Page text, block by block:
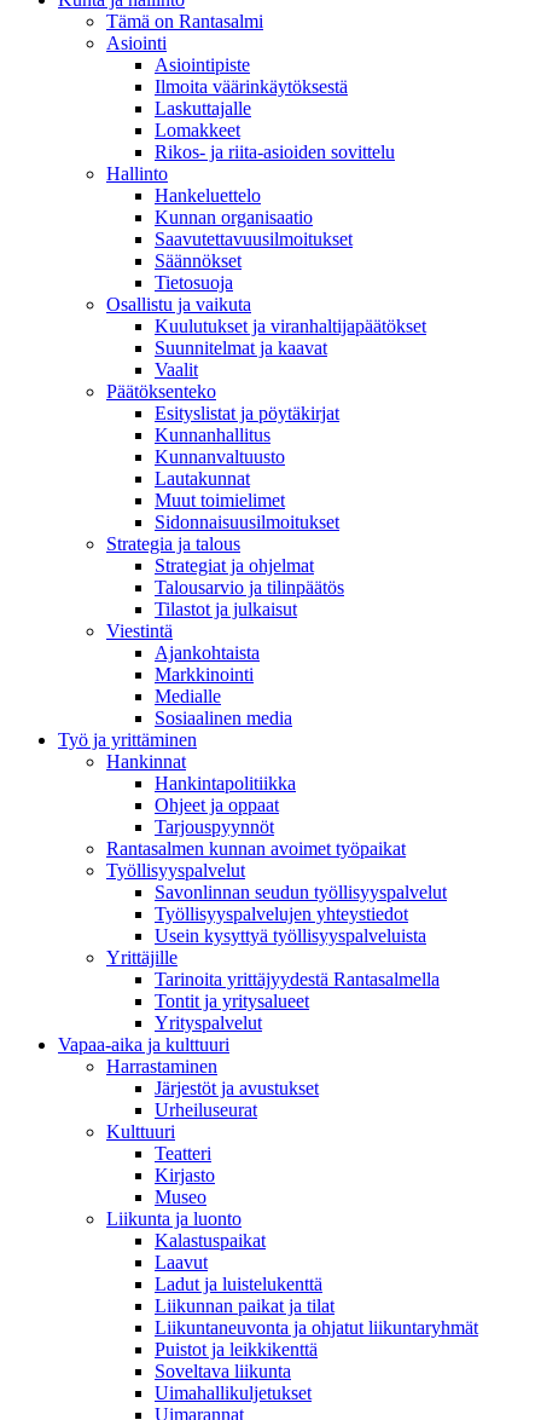
Tämä on Rantasalmi
Asiointi
Asiointipiste
Ilmoita väärinkäytöksestä
Laskuttajalle
Lomakkeet
Rikos- ja riita-asioiden sovittelu
Hallinto
Hankeluettelo
Kunnan organisaatio
Saavutettavuusilmoitukset
Säännökset
Tietosuoja
Osallistu ja vaikuta
Kuulutukset ja viranhaltijapäätökset
Suunnitelmat ja kaavat
Vaalit
Päätöksenteko
Esityslistat ja pöytäkirjat
Kunnanhallitus
Kunnanvaltuusto
Lautakunnat
Muut toimielimet
Sidonnaisuusilmoitukset
Strategia ja talous
Strategiat ja ohjelmat
Talousarvio ja tilinpäätös
Tilastot ja julkaisut
Viestintä
Ajankohtaista
Markkinointi
Medialle
Sosiaalinen media
Työ ja yrittäminen
Hankinnat
Hankintapolitiikka
Ohjeet ja oppaat
Tarjouspyynnöt
Rantasalmen kunnan avoimet työpaikat
Työllisyyspalvelut
Savonlinnan seudun työllisyyspalvelut
Työllisyyspalvelujen yhteystiedot
Usein kysyttyä työllisyyspalveluista
Yrittäjille
Tarinoita yrittäjyydestä Rantasalmella
Tontit ja yritysalueet
Yrityspalvelut
Vapaa-aika ja kulttuuri
Harrastaminen
Järjestöt ja avustukset
Urheiluseurat
Kulttuuri
Teatteri
Kirjasto
Museo
Liikunta ja luonto
Kalastuspaikat
Laavut
Ladut ja luistelukenttä
Liikunnan paikat ja tilat
Liikuntaneuvonta ja ohjatut liikuntaryhmät
Puistot ja leikkikenttä
Soveltava liikunta
Uimahallikuljetukset
Uimarannat